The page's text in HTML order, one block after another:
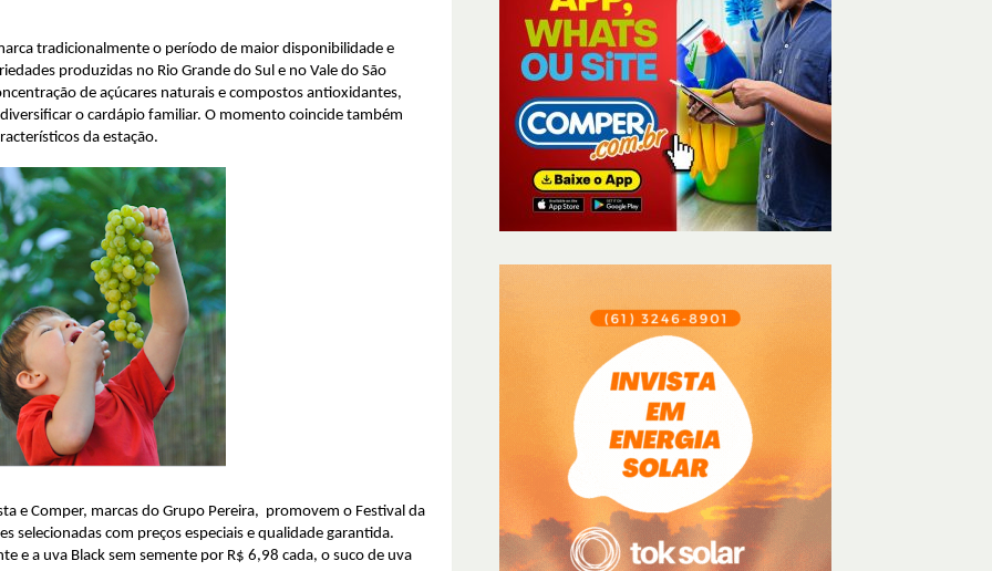
tradicionalmente o período de maior disponibilidade e
produzidas no Rio Grande do Sul e no Vale do São
de açúcares naturais e compostos antioxidantes,
o cardápio familiar. O momento coincide também
da estação.
e Comper, marcas do Grupo Pereira, promovem o Festival da
selecionadas com preços especiais e qualidade garantida.
e a uva Black sem semente por R$ 6,98 cada, o suco de uva